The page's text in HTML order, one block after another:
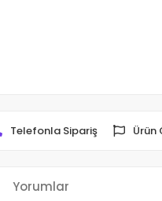
Telefonla Sipariş Ürün
Yorumlar